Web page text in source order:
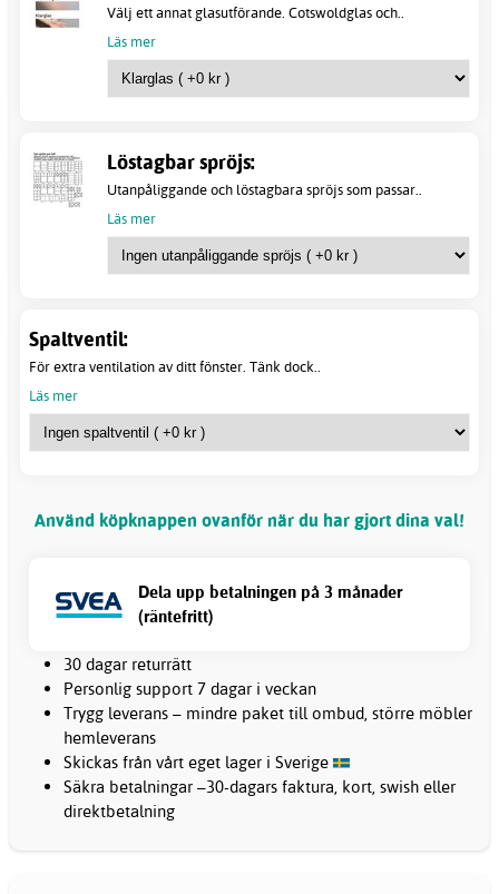
Välj ett annat glasutförande. Cotswoldglas och..
Läs mer
Löstagbar spröjs:
Utanpåliggande och löstagbara spröjs som passar..
Läs mer
Spaltventil:
För extra ventilation av ditt fönster. Tänk dock..
Läs mer
Använd köpknappen ovanför när du har gjort dina val!
Dela upp betalningen på 3 månader
(räntefritt)
30 dagar returrätt
Personlig support 7 dagar i veckan
Trygg leverans – mindre paket till ombud, större möbler
hemleverans
Skickas från vårt eget lager i Sverige
Säkra betalningar –30-dagars faktura, kort, swish eller
direktbetalning